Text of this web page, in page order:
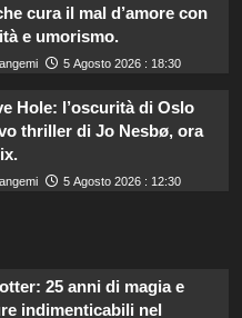
cura il mal d’amore con
e umorismo.
5 Agosto 2026 : 18:30
Hole: l’oscurità di Oslo
thriller di Jo Nesbø, ora
5 Agosto 2026 : 12:30
25 anni di magia e
indimenticabili nel